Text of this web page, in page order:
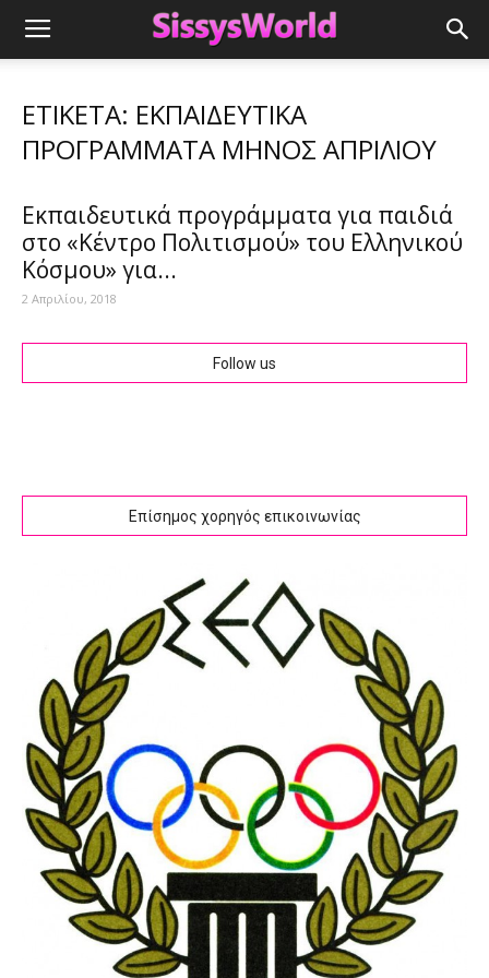
ΕΤΙΚΈΤΑ: ΕΚΠΑΙΔΕΥΤΙΚΆ
ΠΡΟΓΡΆΜΜΑΤΑ ΜΗΝΌΣ ΑΠΡΙΛΊΟΥ
Εκπαιδευτικά προγράμματα για παιδιά
στο «Κέντρο Πολιτισμού» του Ελληνικού
Κόσμου» για...
2 Απριλίου, 2018
Follow us
Επίσημος χορηγός επικοινωνίας